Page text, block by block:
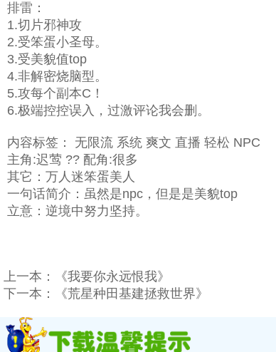
排雷：
1.切片邪神攻
2.受笨蛋小圣母。
3.受美貌值top
4.非解密烧脑型。
5.攻每个副本C！
6.极端控控误入，过激评论我会删。
内容标签： 无限流 系统 爽文 直播 轻松 NPC
主角:迟莺 ?? 配角:很多
其它：万人迷笨蛋美人
一句话简介：虽然是npc，但是是美貌top
立意：逆境中努力坚持。
上一本：
《我要你永远恨我》
下一本：
《荒星种田基建拯救世界》